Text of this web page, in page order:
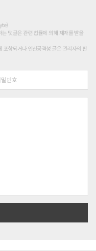
댓글은 관련 법률에 의해 제재를 받을
포함되거나 인신공격성 글은 관리자의 판